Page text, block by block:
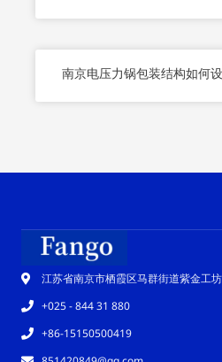
南京电压力锅包装结构如何
江苏省南京市栖霞区马群街道紫金工
+025 - 844 31 880
+86-15150500419